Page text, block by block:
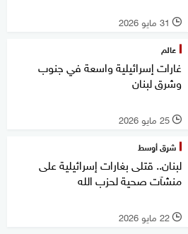
l 31 مايو 2026
عالم
غارات إسرائيلية واسعة في جنوب
وشرق لبنان
l 25 مايو 2026
شرق أوسط
لبنان.. قتلى بغارات إسرائيلية على
منشآت صحية لحزب الله
l 22 مايو 2026